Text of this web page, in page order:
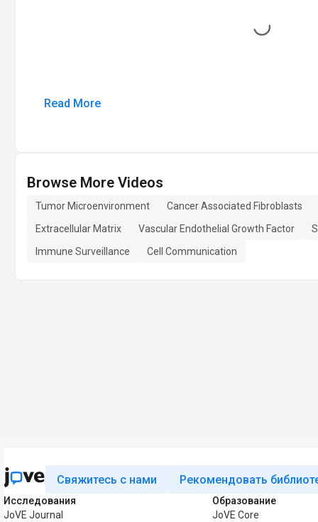
Loading...
Read More
Browse More Videos
Tumor Microenvironment
Cancer Associated Fibroblasts
Extracellular Matrix
Vascular Endothelial Growth Factor
Immune Surveillance
Cell Communication
Свяжитесь с нами Рекомендовать
Исследования
JoVE Journal
Образование
JoVE Core